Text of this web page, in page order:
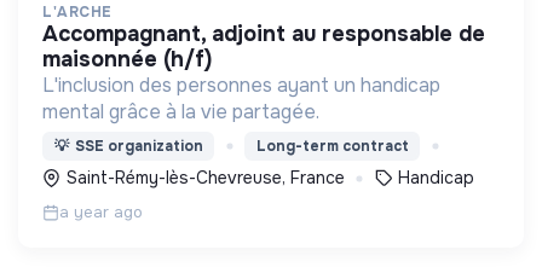
L'ARCHE
accompagnant, adjoint au responsable de
maisonnée (h/f)
L'inclusion des personnes ayant un handicap
mental grâce à la vie partagée.
💡 SSE organization Long-term contract
Saint-Rémy-lès-Chevreuse, France Handicap
a year ago